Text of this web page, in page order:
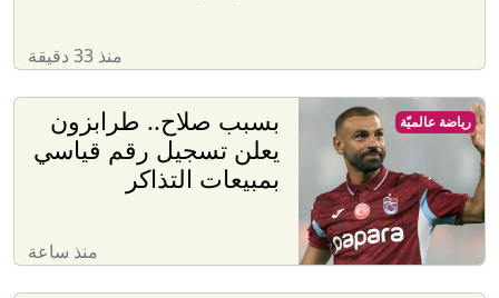
منذ 33 دقيقة
بسبب صلاح.. طرابزون
يعلن تسجيل رقم قياسي
بمبيعات التذاكر
منذ ساعة
رياضة عالميّة